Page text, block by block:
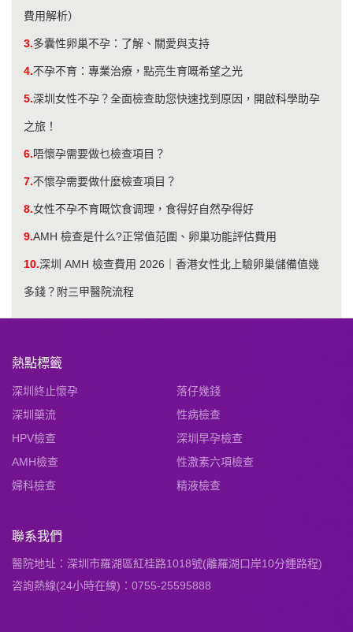
費用解析）
3.多囊性卵巢不孕：了解、關愛與支持
4.不孕不育：專業治療，點亮生育嘅希望之光
5.深圳女性不孕？全面檢查助您快速找到原因，開啟科學助孕
之旅！
6.唔懷孕需要做乜檢查項目？
7.不懷孕需要做什麼檢查項目？
8.女性不孕不育嘅饮食调理，食得好自然孕得好
9.AMH 檢查是什么?正常值范圍、卵巢功能評估費用
10.深圳 AMH 檢查費用 2026｜香港女性北上驗卵巢儲備值幾
多錢？附三甲醫院流程
熱點標籤
深圳終止懷孕
落仔幾錢
深圳藥流
性病檢查
HPV檢查
深圳早孕檢查
AMH檢查
性激素六項檢查
婦科檢查
精液檢查
聯系我們
醫院地址：深圳市羅湖區紅桂路1018號(離羅湖口岸10分鍾路程)
咨詢熱線(24小時在線)：0755-25595888